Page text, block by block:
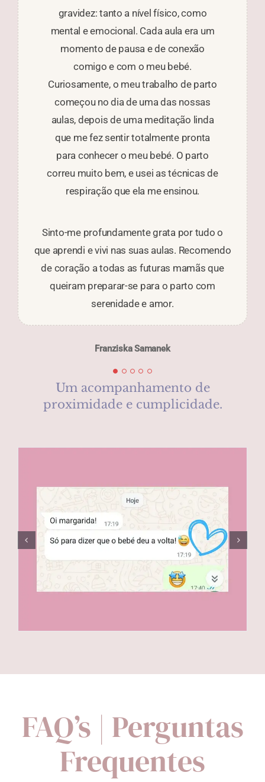
gravidez: tanto a nível físico, como
mental e emocional. Cada aula era um
momento de pausa e de conexão
comigo e com o meu bebé.
Curiosamente, o meu trabalho de parto
começou no dia de uma das nossas
aulas, depois de uma meditação linda
que me fez sentir totalmente pronta
para conhecer o meu bebé. O parto
correu muito bem, e usei as técnicas de
respiração que ela me ensinou.
Sinto-me profundamente grata por tudo o
que aprendi e vivi nas suas aulas. Recomendo
de coração a todas as futuras mamãs que
queiram preparar-se para o parto com
serenidade e amor.
Franziska Samanek
próximos passos. Recomendo muito!!
Bruna Buttino
dúvidas e medos que surgem nessa
fase. . Um grande beijinho
Carmen Luz
para a recuperação pós-parto
Margarete Oliveira
energia do dia, de mim e do bebé.
Foram aulas completas, incluindo
posturas, respirações e muita muita
conversa de partilha de momentos
presentes, passados e futuros. O facto
da Margarida já ter sido mãe e ter
sempre continuado a praticar yoga foi
crucial para me apoiar durante a
gravidez. A Margarida ajudou-me física
e mentalmente para a preparação para
o parto e também para a nova fase da
momentos de partilha deixaram
saudades. Não conseguiria recomendar
mais as aulas de yoga durante a
Um acompanhamento de
proximidade e cumplicidade.
FAQ’s | Perguntas
Frequentes